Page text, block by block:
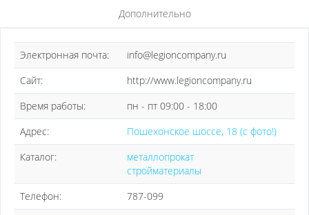
Дополнительно
Электронная почта:
info@legioncompany.ru
Сайт:
http://www.legioncompany.ru
Время работы:
пн - пт 09:00 - 18:00
Адрес:
Пошехонское шоссе, 18 (с фото!)
Каталог:
металлопрокат
стройматериалы
Телефон:
787-099